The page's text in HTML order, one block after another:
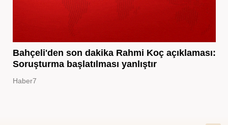
Bahçeli'den son dakika Rahmi Koç açıklaması:
Soruşturma başlatılması yanlıştır
Haber7